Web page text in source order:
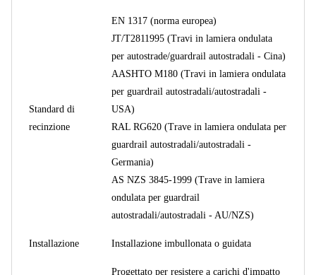
Standard di
recinzione
EN 1317 (norma europea)
JT/T2811995 (Travi in ​​lamiera ondulata
per autostrade/guardrail autostradali - Cina)
AASHTO M180 (Travi in ​​lamiera ondulata
per guardrail autostradali/autostradali -
USA)
RAL RG620 (Trave in lamiera ondulata per
guardrail autostradali/autostradali -
Germania)
AS NZS 3845-1999 (Trave in lamiera
ondulata per guardrail
autostradali/autostradali - AU/NZS)
Installazione Installazione imbullonata o guidata
Progettato per resistere a carichi d'impatto